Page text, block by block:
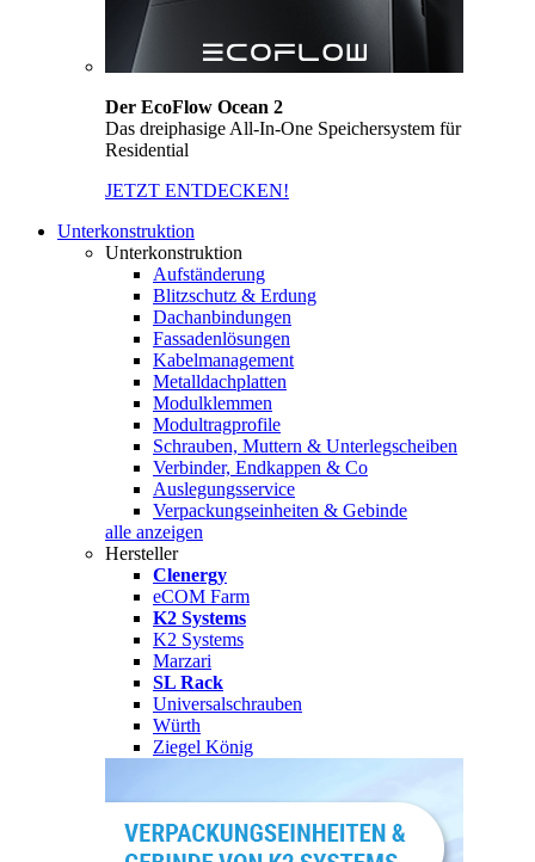
Der EcoFlow Ocean 2
Das dreiphasige All-In-One Speichersystem für
Residential
JETZT ENTDECKEN!
Unterkonstruktion
Unterkonstruktion
Aufständerung
Blitzschutz & Erdung
Dachanbindungen
Fassadenlösungen
Kabelmanagement
Metalldachplatten
Modulklemmen
Modultragprofile
Schrauben, Muttern & Unterlegscheiben
Verbinder, Endkappen & Co
Auslegungsservice
Verpackungseinheiten & Gebinde
alle anzeigen
Hersteller
Clenergy
eCOM Farm
K2 Systems
K2 Systems
Marzari
SL Rack
Universalschrauben
Würth
Ziegel König